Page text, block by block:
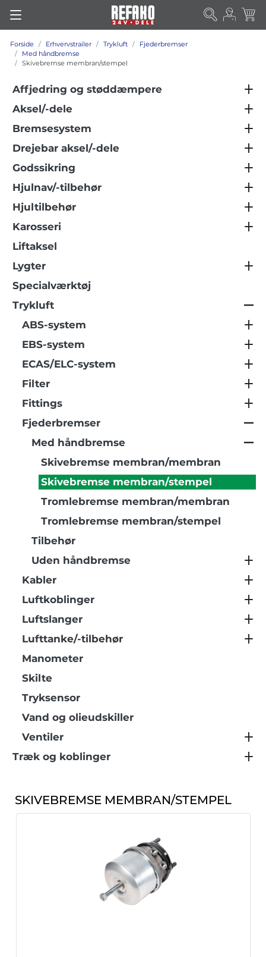
Forside Erhvervstrailer Trykluft
Fjederbremser
Med håndbremse
Skivebremse membran/stempel
Affjedring og støddæmpere
Aksel/-dele
Bremsesystem
Drejebar aksel/-dele
Godssikring
Hjulnav/-tilbehør
Hjultilbehør
Karosseri
Liftaksel
Lygter
Specialværktøj
Trykluft
ABS-system
EBS-system
ECAS/ELC-system
Filter
Fittings
Fjederbremser
Med håndbremse
Skivebremse membran/membran
Skivebremse membran/stempel
Tromlebremse membran/membran
Tromlebremse membran/stempel
Tilbehør
Uden håndbremse
Kabler
Luftkoblinger
Luftslanger
Lufttanke/-tilbehør
Manometer
Skilte
Tryksensor
Vand og olieudskiller
Ventiler
Træk og koblinger
SKIVEBREMSE MEMBRAN/STEMPEL